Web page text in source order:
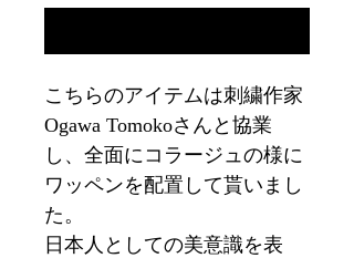
こちらのアイテムは刺繍作家
Ogawa Tomokoさんと協業
し、全面にコラージュの様に
ワッペンを配置して貰いまし
た。
日本人としての美意識を表